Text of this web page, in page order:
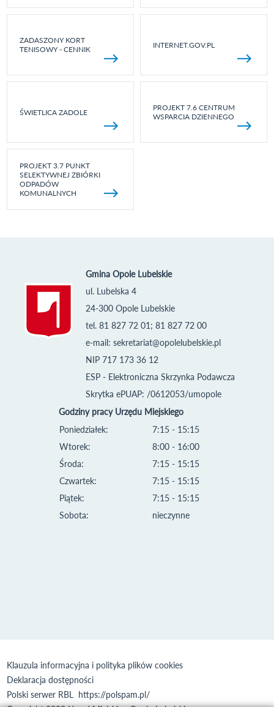
ZADASZONY KORT
TENISOWY - CENNIK
INTERNET.GOV.PL
ŚWIETLICA ZADOLE
PROJEKT 7.6 CENTRUM
WSPARCIA DZIENNEGO
PROJEKT 3.7 PUNKT
SELEKTYWNEJ ZBIÓRKI
ODPADÓW
KOMUNALNYCH
Gmina Opole Lubelskie
ul. Lubelska 4
24-300 Opole Lubelskie
tel. 81 827 72 01; 81 827 72 00
e-mail: sekretariat@opolelubelskie.pl
NIP 717 173 36 12
ESP - Elektroniczna Skrzynka Podawcza
Skrytka ePUAP: /0612053/umopole
Godziny pracy Urzędu Miejskiego
Poniedziałek:
Wtorek:
Środa:
Czwartek:
Piątek:
Sobota:
7:15 - 15:15
8:00 - 16:00
7:15 - 15:15
7:15 - 15:15
7:15 - 15:15
nieczynne
Klauzula informacyjna i polityka plików cookies
Deklaracja dostępności
Polski serwer RBL https://polspam.pl/